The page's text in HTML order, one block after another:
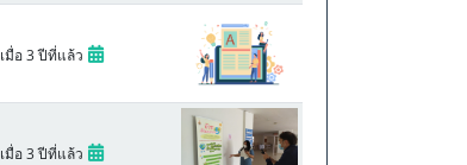
เมื่อ 3 ปีที่แล้ว
เมื่อ 3 ปีที่แล้ว